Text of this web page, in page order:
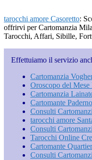
tarocchi amore Casoretto:
offrirvi per Cartomanzia
Tarocchi, Affari, Sibille,
Effettuiamo il servizio
Cartomanzia
Oroscopo del
Cartomanzia
Cartomante
Consulti
tarocchi amore
Consulti
Tarocchi Online
Cartomante
Consulti